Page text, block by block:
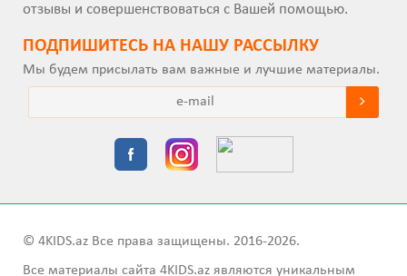
отзывы и совершенствоваться с Вашей помощью.
ПОДПИШИТEСЬ НА НАШУ РАССЫЛКУ
Мы будем присылать вам важные и лучшие материалы.
© 4KIDS.az Все права защищены. 2016-2026.
Все материалы сайта 4KIDS.az являются уникальным